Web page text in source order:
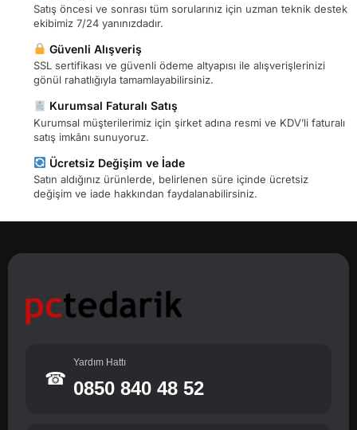
Satış öncesi ve sonrası tüm sorularınız için uzman teknik destek
ekibimiz 7/24 yanınızdadır.
Güvenli Alışveriş
SSL sertifikası ve güvenli ödeme altyapısı ile alışverişlerinizi
gönül rahatlığıyla tamamlayabilirsiniz.
Kurumsal Faturalı Satış
Kurumsal müşterilerimiz için şirket adına resmi ve KDV’li faturalı
satış imkânı sunuyoruz.
Ücretsiz Değişim ve İade
Satın aldığınız ürünlerde, belirlenen süre içinde ücretsiz
değişim ve iade hakkından faydalanabilirsiniz.
☎
Yardım Hattı
0850 840 48 52